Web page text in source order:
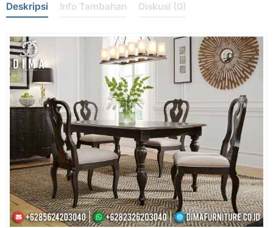
Deskripsi Info Tambahan Diskusi (0)